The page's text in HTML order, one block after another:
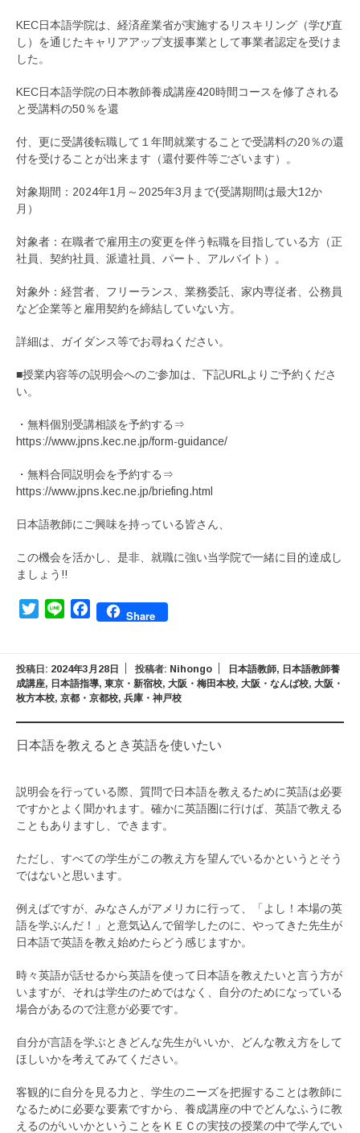
KEC日本語学院は、経済産業省が実施するリスキリング（学び直
し）を通じたキャリアアップ支援事業として事業者認定を受けま
した。
KEC日本語学院の日本教師養成講座420時間コースを修了される
と受講料の50％を還
付、更に受講後転職して１年間就業することで受講料の20％の還
付を受けることが出来ます（還付要件等ございます）。
対象期間：2024年1月～2025年3月まで(受講期間は最大12か
月）
対象者：在職者で雇用主の変更を伴う転職を目指している方（正
社員、契約社員、派遣社員、パート、アルバイト）。
対象外：経営者、フリーランス、業務委託、家内専従者、公務員
など企業等と雇用契約を締結していない方。
詳細は、ガイダンス等でお尋ねください。
■授業内容等の説明会へのご参加は、下記URLよりご予約くださ
い。
・無料個別受講相談を予約する⇒
https://www.jpns.kec.ne.jp/form-guidance/
・無料合同説明会を予約する⇒
https://www.jpns.kec.ne.jp/briefing.html
日本語教師にご興味を持っている皆さん、
この機会を活かし、是非、就職に強い当学院で一緒に目的達成し
ましょう!!
TwitterLine FacebookShare
投稿日: 2024年3月28日 投稿者: Nihongo 日本語教師, 日本語教師養
成講座, 日本語指導, 東京・新宿校, 大阪・梅田本校, 大阪・なんば校, 大阪・
枚方本校, 京都・京都校, 兵庫・神戸校
日本語を教えるとき英語を使いたい
説明会を行っている際、質問で日本語を教えるために英語は必要
ですかとよく聞かれます。確かに英語圏に行けば、英語で教える
こともありますし、できます。
ただし、すべての学生がこの教え方を望んでいるかというとそう
ではないと思います。
例えばですが、みなさんがアメリカに行って、「よし！本場の英
語を学ぶんだ！」と意気込んで留学したのに、やってきた先生が
日本語で英語を教え始めたらどう感じますか。
時々英語が話せるから英語を使って日本語を教えたいと言う方が
いますが、それは学生のためではなく、自分のためになっている
場合があるので注意が必要です。
自分が言語を学ぶときどんな先生がいいか、どんな教え方をして
ほしいかを考えてみてください。
客観的に自分を見る力と、学生のニーズを把握することは教師に
なるために必要な要素ですから、養成講座の中でどんなふうに教
えるのがいいかということをＫＥＣの実技の授業の中で学んでい